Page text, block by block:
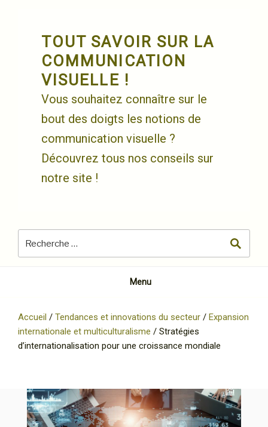
TOUT SAVOIR SUR LA
COMMUNICATION
VISUELLE !
Vous souhaitez connaître sur le
bout des doigts les notions de
communication visuelle ?
Découvrez tous nos conseils sur
notre site !
Menu
Accueil / Tendances et innovations du secteur / Expansion
internationale et multiculturalisme / Stratégies
d’internationalisation pour une croissance mondiale